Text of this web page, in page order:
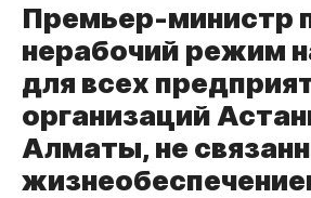
Премьер-министр
нерабочий режим
для всех
организаций
Алматы, не